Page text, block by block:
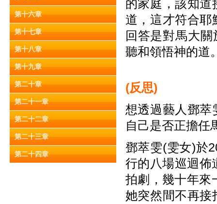
第十六章
第十七章
第十八章
第十九章
第二十章
第二十一章
第二十二章
第二十三章
第二十四章
的家庭，該知道
道，這才符合耶
回答是對馬大
聽和領悟神的道
(反思)
想透過藝人鄧萃
自己是否正擔任
鄧萃雯(雯女)於
行的八場巡迴佈
拍劇，幾十年來
她突然間不再接